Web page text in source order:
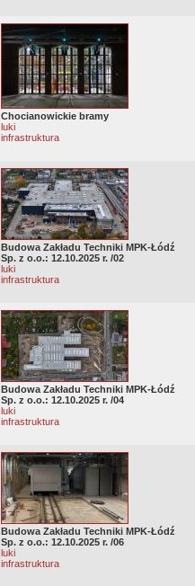
Chocianowickie bramy
luki
infrastruktura
Budowa Zakładu Techniki MPK-Łódź
Sp. z o.o.: 12.10.2025 r. /02
luki
infrastruktura
Budowa Zakładu Techniki MPK-Łódź
Sp. z o.o.: 12.10.2025 r. /04
luki
infrastruktura
Budowa Zakładu Techniki MPK-Łódź
Sp. z o.o.: 12.10.2025 r. /06
luki
infrastruktura